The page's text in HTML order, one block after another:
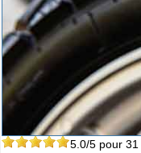
5.0/5 pour 31